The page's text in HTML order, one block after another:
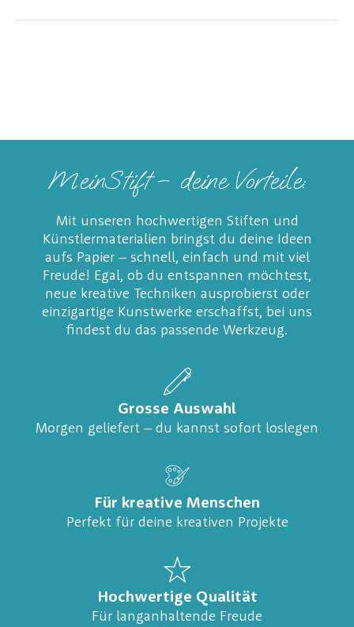
MeinStift – deine Vorteile:
Mit unseren hochwertigen Stiften und
Künstlermaterialien bringst du deine Ideen
aufs Papier – schnell, einfach und mit viel
Freude! Egal, ob du entspannen möchtest,
neue kreative Techniken ausprobierst oder
einzigartige Kunstwerke erschaffst, bei uns
findest du das passende Werkzeug.
Grosse Auswahl
Morgen geliefert – du kannst sofort loslegen
Für kreative Menschen
Perfekt für deine kreativen Projekte
Hochwertige Qualität
Für langanhaltende Freude